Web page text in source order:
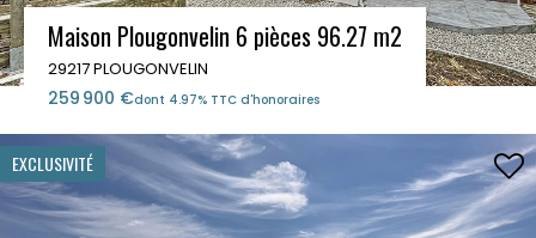
Maison Plougonvelin 6 pièces 96.27 m2
29217 PLOUGONVELIN
259 900 €dont 4.97% TTC d'honoraires
EXCLUSIVITÉ